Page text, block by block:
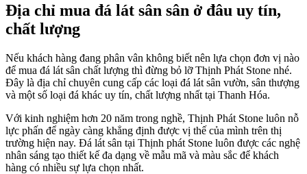
Địa chỉ mua đá lát sân sân ở đâu uy tín,
chất lượng
Nếu khách hàng đang phân vân không biết nên lựa chọn đơn vị nào
để mua đá lát sân chất lượng thì đừng bỏ lỡ Thịnh Phát Stone nhé.
Đây là địa chỉ chuyên cung cấp các loại đá lát sân vườn, sân thượng
và một số loại đá khác uy tín, chất lượng nhất tại Thanh Hóa.
Với kinh nghiệm hơn 20 năm trong nghề, Thịnh Phát Stone luôn nỗ
lực phấn để ngày càng khẳng định được vị thế của mình trên thị
trường hiện nay. Đá lát sân tại Thịnh phát Stone luôn được các nghệ
nhân sáng tạo thiết kế đa dạng về mẫu mã và màu sắc để khách
hàng có nhiều sự lựa chọn nhất.